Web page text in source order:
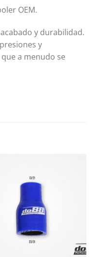
OEM.
y durabilidad.
y
a menudo se